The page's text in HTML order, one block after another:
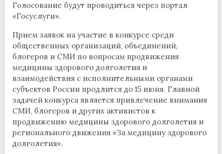
Голосование будут проводиться через портал
«Госуслуги».
Прием заявок на участие в конкурсе среди
общественных организаций, объединений,
блогеров и СМИ по вопросам продвижения
медицины здорового долголетия и
взаимодействия с исполнительными органами
субъектов России продлится до 15 июня. Главной
задачей конкурса является привлечение внимания
СМИ, блогеров и других активистов к
продвижению медицины здорового долголетия и
регионального движения «За медицину здорового
долголетия».